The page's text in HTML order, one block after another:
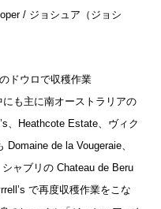
/ ジョシュア（ジョシ
ドウロで収穫作業
にも主に南オーストラリアの
、Heathcote Estate、ヴィク
de la Vougeraie、
ャブリの Chateau de Beru
で再度収穫作業をこな